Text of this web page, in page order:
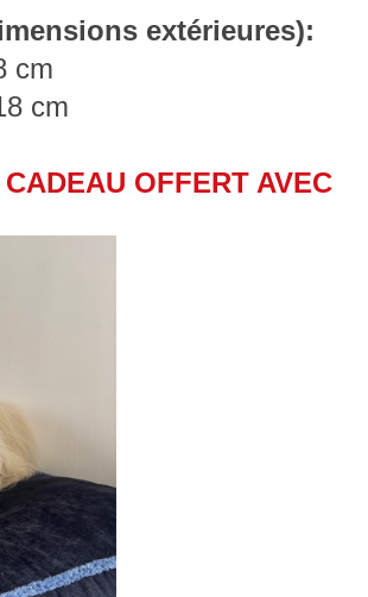
extérieures):
cm
cm
OFFERT AVEC